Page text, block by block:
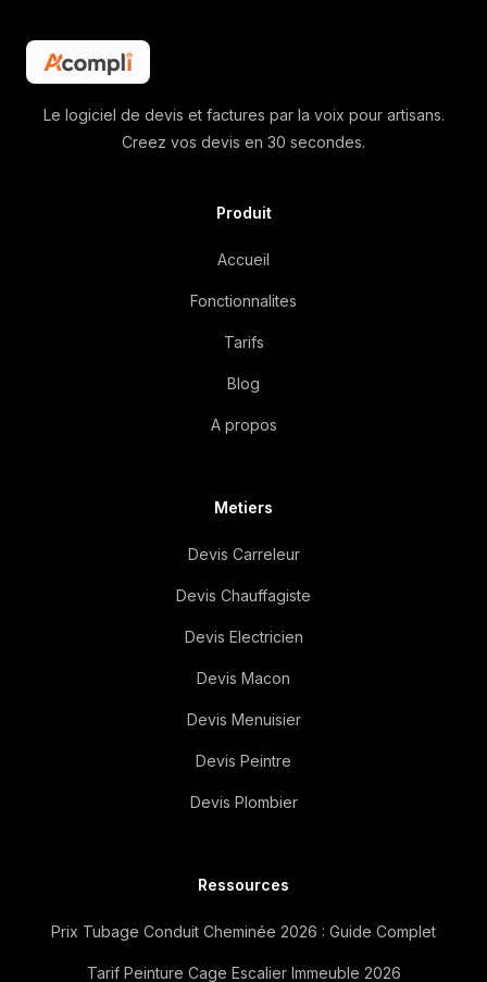
Le logiciel de devis et factures par la voix pour artisans.
Creez vos devis en 30 secondes.
Produit
Accueil
Fonctionnalites
Tarifs
Blog
A propos
Metiers
Devis Carreleur
Devis Chauffagiste
Devis Electricien
Devis Macon
Devis Menuisier
Devis Peintre
Devis Plombier
Ressources
Prix Tubage Conduit Cheminée 2026 : Guide Complet
Tarif Peinture Cage Escalier Immeuble 2026